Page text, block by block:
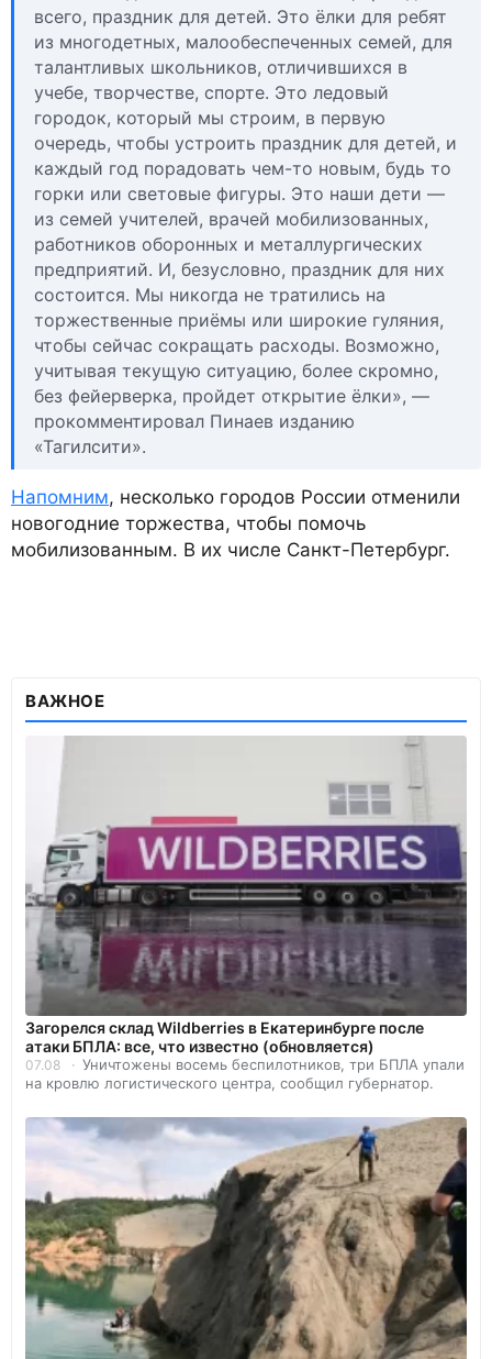
всего, праздник для детей. Это ёлки для ребят
из многодетных, малообеспеченных семей, для
талантливых школьников, отличившихся в
учебе, творчестве, спорте. Это ледовый
городок, который мы строим, в первую
очередь, чтобы устроить праздник для детей, и
каждый год порадовать чем-то новым, будь то
горки или световые фигуры. Это наши дети —
из семей учителей, врачей мобилизованных,
работников оборонных и металлургических
предприятий. И, безусловно, праздник для них
состоится. Мы никогда не тратились на
торжественные приёмы или широкие гуляния,
чтобы сейчас сокращать расходы. Возможно,
учитывая текущую ситуацию, более скромно,
без фейерверка, пройдет открытие ёлки», —
прокомментировал Пинаев изданию
«Тагилсити».
Напомним, несколько городов России отменили
новогодние торжества, чтобы помочь
мобилизованным. В их числе Санкт-Петербург.
ВАЖНОЕ
Загорелся склад Wildberries в Екатеринбурге после
атаки БПЛА: все, что известно (обновляется)
07.08
Уничтожены восемь беспилотников, три БПЛА упали
на кровлю логистического центра, сообщил губернатор.